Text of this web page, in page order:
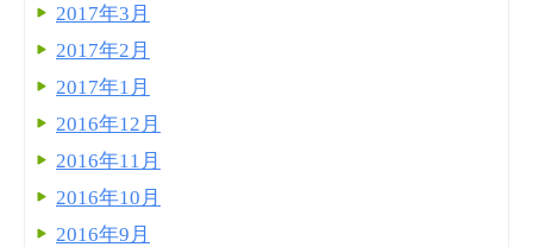
2017年3月
2017年2月
2017年1月
2016年12月
2016年11月
2016年10月
2016年9月